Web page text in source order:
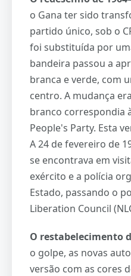
o Gana ter sido
partido único, sob o
foi substituída por
bandeira passou a
branca e verde, com
centro. A mudança
branco correspondia
People's Party. Esta
A 24 de fevereiro de
se encontrava em
exército e a polícia
Estado, passando o
Liberation Council
O restabelecimento
o golpe, as novas
versão com as cores